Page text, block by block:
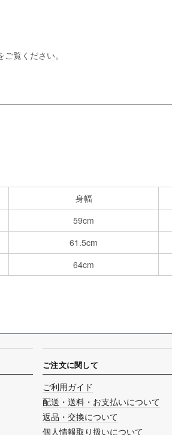
ご覧ください。
身幅
59cm
61.5cm
64cm
ご注文に関して
ご利用ガイド
配送・送料・お支払いについて
返品・交換について
個人情報取り扱いについて